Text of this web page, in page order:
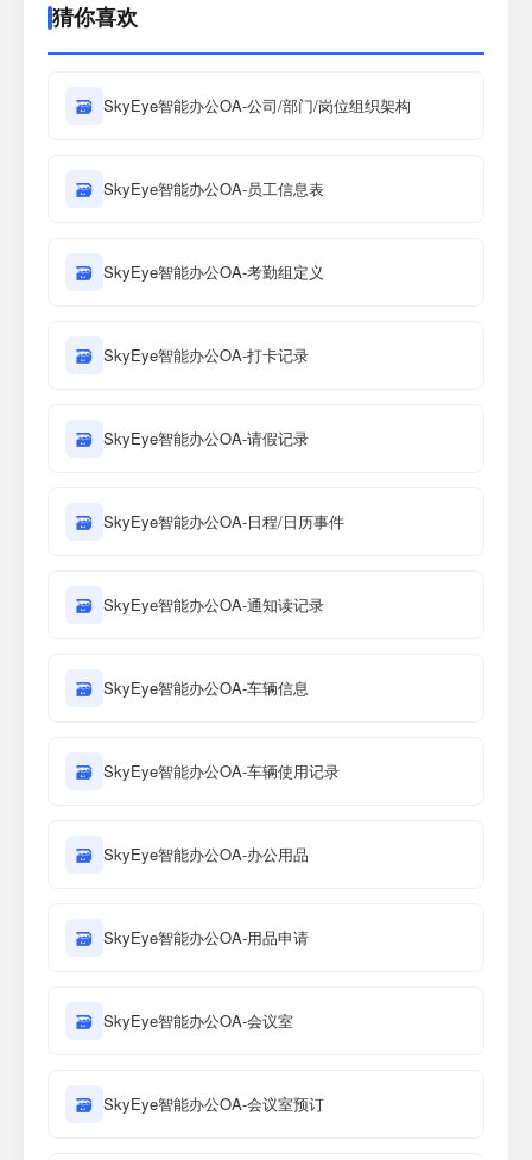
猜你喜欢
🗃 SkyEye智能办公OA-公司/部门/岗位组织架构
🗃 SkyEye智能办公OA-员工信息表
🗃 SkyEye智能办公OA-考勤组定义
🗃 SkyEye智能办公OA-打卡记录
🗃 SkyEye智能办公OA-请假记录
🗃 SkyEye智能办公OA-日程/日历事件
🗃 SkyEye智能办公OA-通知读记录
🗃 SkyEye智能办公OA-车辆信息
🗃 SkyEye智能办公OA-车辆使用记录
🗃 SkyEye智能办公OA-办公用品
🗃 SkyEye智能办公OA-用品申请
🗃 SkyEye智能办公OA-会议室
🗃 SkyEye智能办公OA-会议室预订